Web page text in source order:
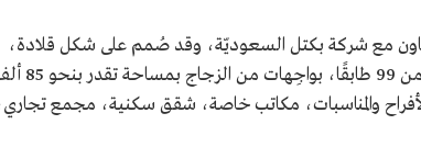
مع شركة بكتل السعوديّة، وقد صُمم على شكل قلادة،
ويعد من المعالم السياحية البارزة في الرياض، وهو يتكون من 99
والمناسبات، مكاتب خاصة، شقق سكنية، مجمع